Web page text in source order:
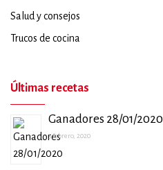
Salud y consejos
Trucos de cocina
Últimas recetas
Ganadores 28/01/2020
5 febrero, 2020